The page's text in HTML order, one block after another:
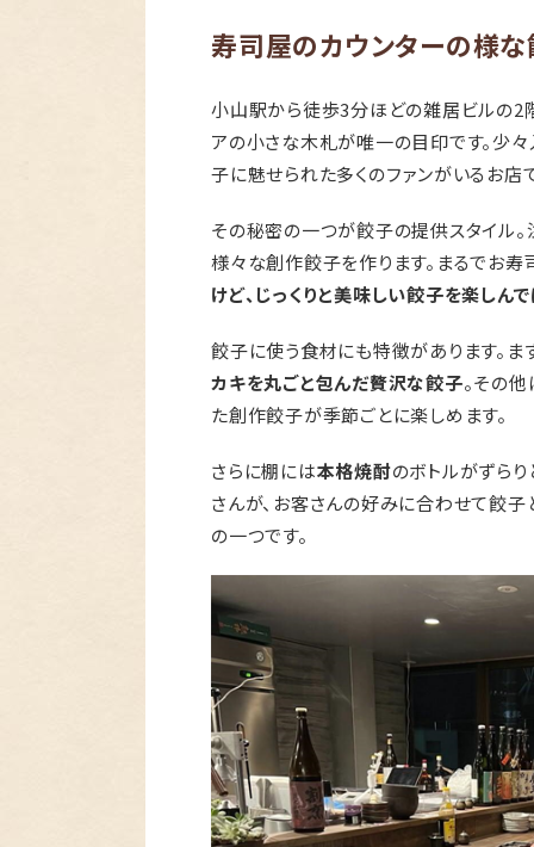
寿司屋のカウンターの様
小山駅から徒歩3分ほどの雑居ビルの2
アの小さな木札が唯一の目印です。少
子に魅せられた多くのファンがいるお店
その秘密の一つが餃子の提供スタイル
様々な創作餃子を作ります。まるでお
けど、じっくりと美味しい餃子を楽しんで
餃子に使う食材にも特徴があります。ま
カキを丸ごと包んだ贅沢な餃子。その
た創作餃子が季節ごとに楽しめます。
さらに棚には本格焼酎のボトルがずら
さんが、お客さんの好みに合わせて餃
の一つです。